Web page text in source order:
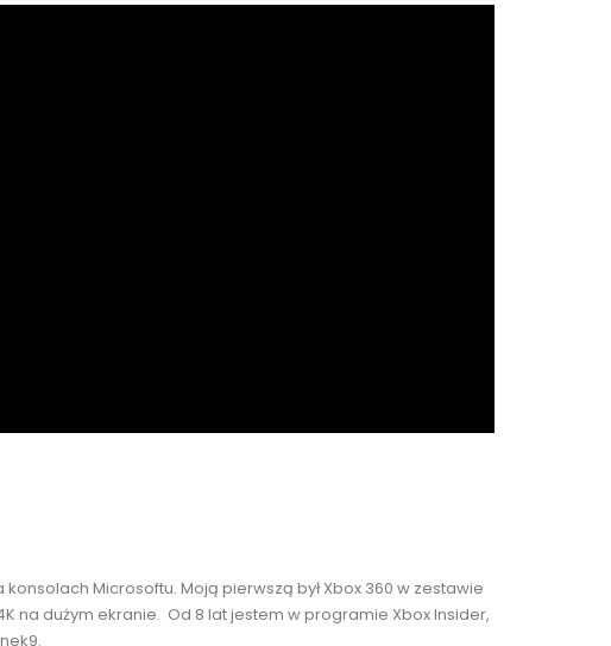
Microsoftu. Moją pierwszą był Xbox 360 w zestawie
na dużym ekranie. Od 8 lat jestem w programie Xbox Insider,